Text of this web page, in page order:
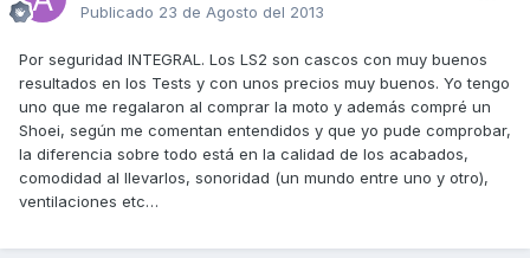
Publicado 23 de Agosto del 2013
Por seguridad INTEGRAL. Los LS2 son cascos con muy buenos
resultados en los Tests y con unos precios muy buenos. Yo tengo
uno que me regalaron al comprar la moto y además compré un
Shoei, según me comentan entendidos y que yo pude comprobar,
la diferencia sobre todo está en la calidad de los acabados,
comodidad al llevarlos, sonoridad (un mundo entre uno y otro),
ventilaciones etc…